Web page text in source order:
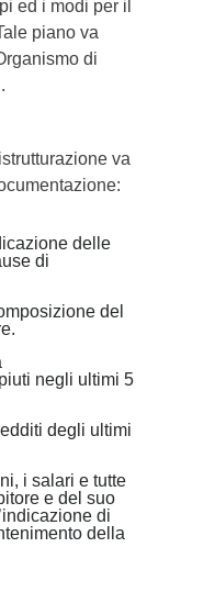
ed i modi per il
piano va
di
va
delle
di
del
negli ultimi 5
degli ultimi
i salari e tutte
e del suo
di
della